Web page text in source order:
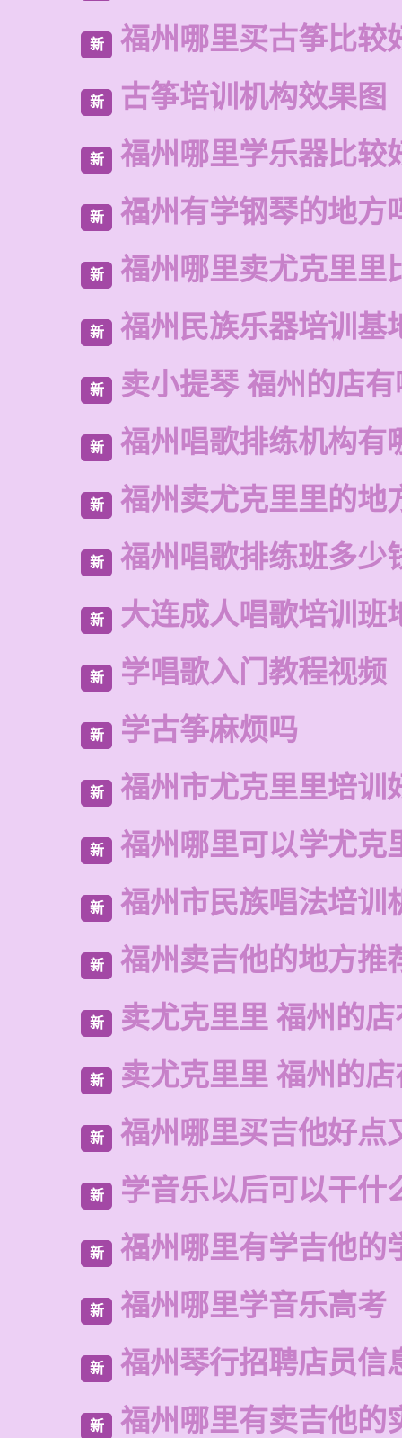
新 福州哪里买古筝比较
新 古筝培训机构效果图
新 福州哪里学乐器比较
新 福州有学钢琴的地方
新 福州哪里卖尤克里里
新 福州民族乐器培训基
新 卖小提琴 福州的店
新 福州唱歌排练机构有
新 福州卖尤克里里的地
新 福州唱歌排练班多少
新 大连成人唱歌培训班
新 学唱歌入门教程视频
新 学古筝麻烦吗
新 福州市尤克里里培训
新 福州哪里可以学尤克
新 福州市民族唱法培训
新 福州卖吉他的地方推
新 卖尤克里里 福州的
新 卖尤克里里 福州的
新 福州哪里买吉他好点
新 学音乐以后可以干什
新 福州哪里有学吉他的
新 福州哪里学音乐高考
新 福州琴行招聘店员信
新 福州哪里有卖吉他的